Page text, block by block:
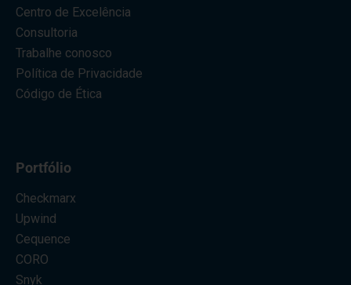
Centro de Excelência
Consultoria
Trabalhe conosco
Política de Privacidade
Código de Ética
Portfólio
Checkmarx
Upwind
Cequence
CORO
Snyk